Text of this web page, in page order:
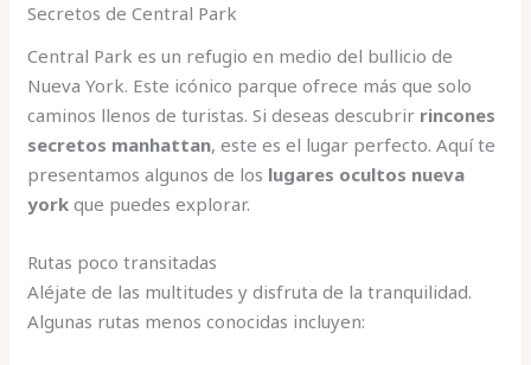
Secretos de Central Park
Central Park es un refugio en medio del bullicio de
Nueva York. Este icónico parque ofrece más que solo
caminos llenos de turistas. Si deseas descubrir rincones
secretos manhattan, este es el lugar perfecto. Aquí te
presentamos algunos de los lugares ocultos nueva
york que puedes explorar.
Rutas poco transitadas
Aléjate de las multitudes y disfruta de la tranquilidad.
Algunas rutas menos conocidas incluyen: